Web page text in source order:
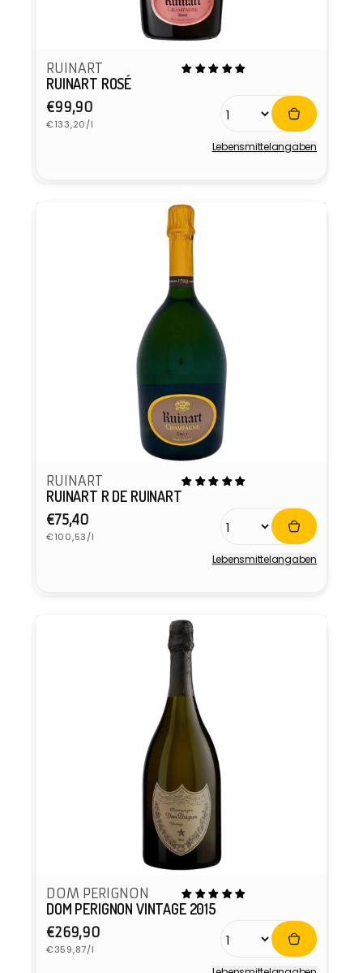
RUINART
RUINART ROSÉ
Normaler
Preis
€99,90
Grundpreis
€133,20/l
Lebensmittel­angaben
RUINART
RUINART R DE RUINART
Normaler
Preis
€75,40
Grundpreis
€100,53/l
Lebensmittel­angaben
DOM PERIGNON
DOM PERIGNON VINTAGE 2015
Normaler
Preis
€269,90
Grundpreis
€359,87/l